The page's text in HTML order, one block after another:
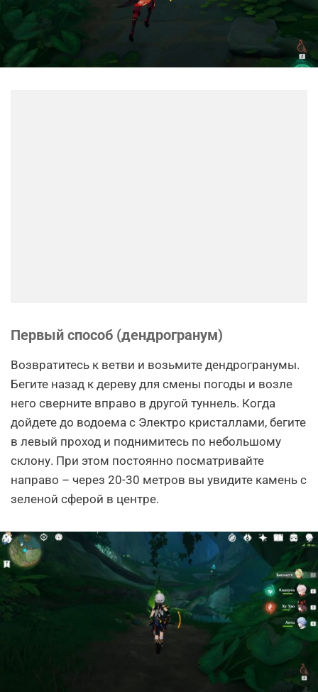
Первый способ (дендрогранум)
Возвратитесь к ветви и возьмите дендрогранумы.
Бегите назад к дереву для смены погоды и возле
него сверните вправо в другой туннель. Когда
дойдете до водоема с Электро кристаллами, бегите
в левый проход и поднимитесь по небольшому
склону. При этом постоянно посматривайте
направо – через 20-30 метров вы увидите камень с
зеленой сферой в центре.